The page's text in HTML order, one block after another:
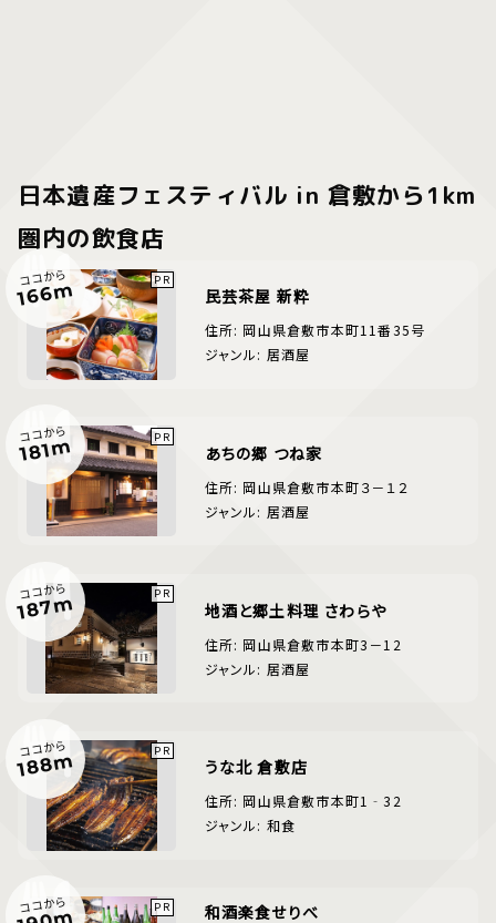
日本遺産フェスティバル in 倉敷から1km
圏内の飲食店
ココから
166m 民芸茶屋 新粋
住所: 岡山県倉敷市本町11番35号
ジャンル: 居酒屋
ココから
181m あちの郷 つね家
住所: 岡山県倉敷市本町３－１２
ジャンル: 居酒屋
ココから
187m 地酒と郷土料理 さわらや
住所: 岡山県倉敷市本町3－12
ジャンル: 居酒屋
ココから
188m うな北 倉敷店
住所: 岡山県倉敷市本町1‐32
ジャンル: 和食
ココから 和酒楽食せりべ